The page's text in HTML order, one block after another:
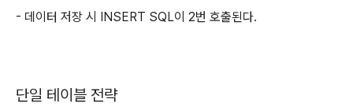
- 데이터 저장 시 INSERT SQL이 2번 호출된다.
단일 테이블 전략